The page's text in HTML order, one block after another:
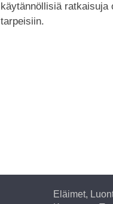
käytännöllisiä ratkaisuja
tarpeisiin.
Eläimet,